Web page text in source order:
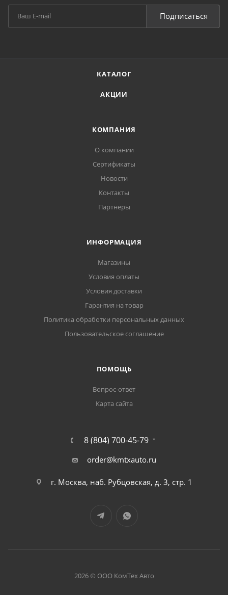
Подписаться
КАТАЛОГ
АКЦИИ
КОМПАНИЯ
О компании
Сертификаты
Новости
Контакты
Партнеры
ИНФОРМАЦИЯ
Магазины
Условия оплаты
Условия доставки
Гарантия на товар
Политика обработки персональных данных
Пользовательское соглашение
ПОМОЩЬ
Вопрос-ответ
Карта сайта
8 (804) 700-45-79
order@kmtxauto.ru
г. Москва, наб. Рубцовская, д. 3, стр. 1
2026 © ООО КомТех Авто